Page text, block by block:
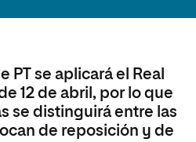
PT se aplicará el Real
12 de abril, por lo que
se distinguirá entre las
de reposición y de